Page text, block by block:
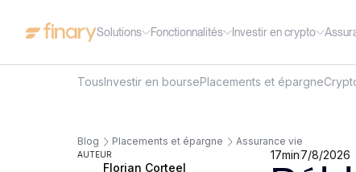
Solutions Fonctionnalités Investir en crypto
Blog Placements et épargne Assurance vie
AUTEUR
Florian Corteel
17min7/8/2026
TousInvestir en boursePlacements et épargne